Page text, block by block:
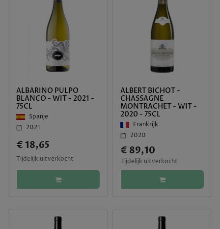
ALBARINO PULPO
BLANCO - WIT - 2021 -
75CL
Spanje
2021
€ 18,65
Tijdelijk uitverkocht
ALBERT BICHOT -
CHASSAGNE
MONTRACHET - WIT -
2020 - 75CL
Frankrijk
2020
€ 89,10
Tijdelijk uitverkocht